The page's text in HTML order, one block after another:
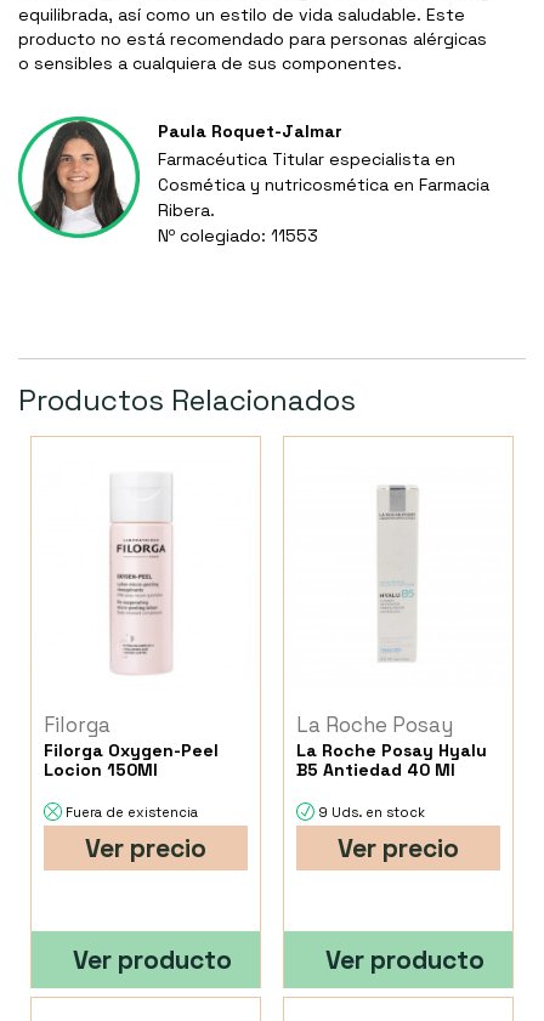
equilibrada, así como un estilo de vida saludable. Este
producto no está recomendado para personas alérgicas
o sensibles a cualquiera de sus componentes.
Paula Roquet-Jalmar
Farmacéutica Titular especialista en
Cosmética y nutricosmética en Farmacia
Ribera.
Nº colegiado: 11553
Productos Relacionados
Filorga
Filorga Oxygen-Peel
Locion 150Ml
Fuera de existencia
Ver precio
Ver producto
La Roche Posay
La Roche Posay Hyalu
B5 Antiedad 40 Ml
9 Uds. en stock
Ver precio
Ver producto